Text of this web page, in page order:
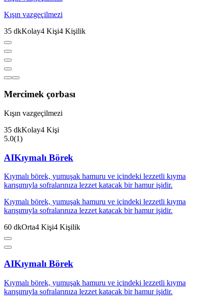
Kışın vazgeçilmezi
35 dkKolay4 Kişi4 Kişilik
Mercimek çorbası
Kışın vazgeçilmezi
35 dkKolay4 Kişi
5.0(1)
AIKıymalı Börek
Kıymalı börek, yumuşak hamuru ve içindeki lezzetli kıyma
karışımıyla sofralarınıza lezzet katacak bir hamur işidir.
Kıymalı börek, yumuşak hamuru ve içindeki lezzetli kıyma
karışımıyla sofralarınıza lezzet katacak bir hamur işidir.
60 dkOrta4 Kişi4 Kişilik
AIKıymalı Börek
Kıymalı börek, yumuşak hamuru ve içindeki lezzetli kıyma
karışımıyla sofralarınıza lezzet katacak bir hamur işidir.